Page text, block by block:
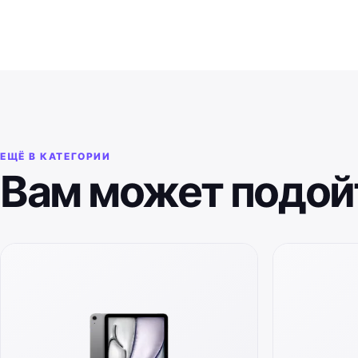
ЕЩЁ В КАТЕГОРИИ
Вам может